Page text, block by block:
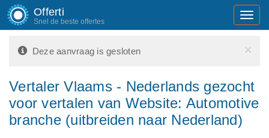
Offerti
Snel de beste offertes
×
Deze aanvraag is gesloten
Vertaler Vlaams - Nederlands gezocht
voor vertalen van Website: Automotive
branche (uitbreiden naar Nederland)